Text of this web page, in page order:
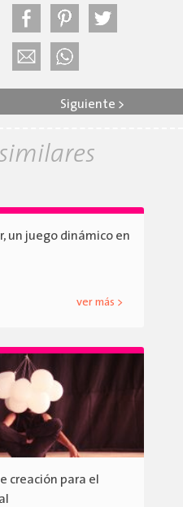
Siguiente >
un juego dinámico en
ver más >
creación para el